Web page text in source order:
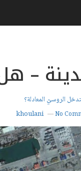
–
الروسيّ المعادلة؟
khoulani —No